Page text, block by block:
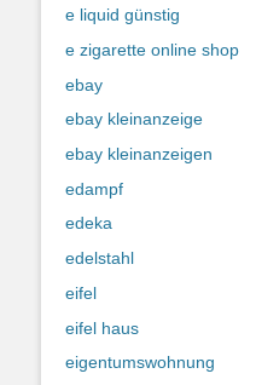
e liquid günstig
e zigarette online shop
ebay
ebay kleinanzeige
ebay kleinanzeigen
edampf
edeka
edelstahl
eifel
eifel haus
eigentumswohnung